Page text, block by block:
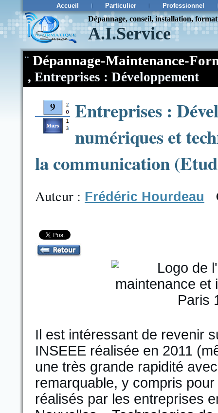
Accueil Particulier Professionnel
Dépannage, conseil, installation,
A.I.Service
¨ Dépannage-Maintenance-
, Entreprises : Développement
Entreprises :
numériques et
la communication
Auteur : Frédéric Hourdeau
Il est intéressant de revenir
INSEEE réalisée en 2011
une très grande rapidité
remarquable, y compris
réalisés par les entreprises